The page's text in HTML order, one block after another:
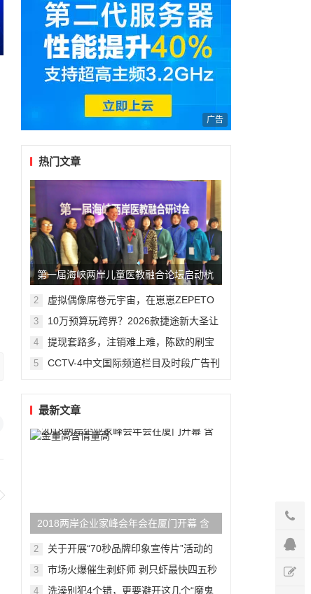
广告
热门文章
第一届海峡两岸儿童医教融合论坛启动杭
州复旦儿童医院“复星”计划
2
虚拟偶像席卷元宇宙，在崽崽ZEPETO
3
10万预算玩跨界？2026款捷途新大圣让
4
提现套路多，注销难上难，陈欧的刷宝
5
CCTV-4中文国际频道栏目及时段广告刊
最新文章
2018两岸企业家峰会年会在厦门开幕 含
金量高含情量高
2
关于开展“70秒品牌印象宣传片”活动的
3
市场火爆催生剥虾师 剥只虾最快四五秒
4 洗澡别犯4个错，更要避开这几个“魔鬼